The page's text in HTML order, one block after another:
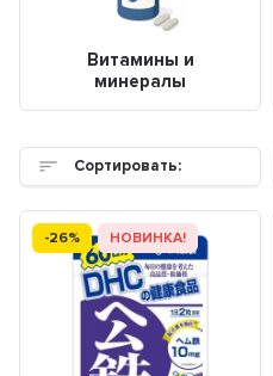
Витамины и
минералы
Сортировать:
-26% НОВИНКА!